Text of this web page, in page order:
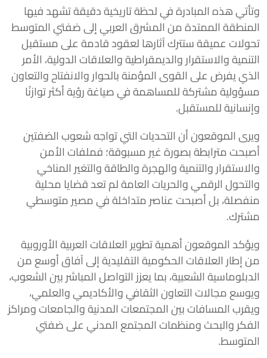
وتأتي هذه المبادرة في لحظة تاريخية دقيقة تشهد فيها
المنطقة الممتدة من المشرق العربي إلى ضفتي المتوسط
تحولات عميقة ستترك آثارها لعقود قادمة على مستقبل
التنمية والاستقرار والديمقراطية والعلاقات الدولية، الأمر
الذي يفرض على القوى المؤمنة بالحوار والانفتاح والتعاون
مسؤولية مشتركة للمساهمة في صياغة رؤية أكثر توازنًا
وإنسانية للمستقبل.
ويرى الموقعون أن التحديات التي تواجه شعوب الضفتين
أصبحت مترابطة بصورة غير مسبوقة؛ فملفات الأمن
والاستقرار والتنمية والهجرة والطاقة والتغير المناخي
والتحول الرقمي والحريات العامة لم تعد قضايا محلية
منفصلة، بل أصبحت عناصر متداخلة في مصير متوسطي
مشترك.
ويؤكد الموقعون أهمية تطوير العلاقات العربية الأوروبية
من إطار العلاقات الحكومية التقليدية إلى آفاق أوسع من
الدبلوماسية الشعبية، بما يعزز التواصل المباشر بين الشعوب،
ويوسع مجالات التعاون الثقافي والأكاديمي والعلمي،
ويقرب المسافات بين المجتمعات المدنية والجامعات ومراكز
الفكر والبحث ومنظمات المجتمع المدني على ضفتي
المتوسط.